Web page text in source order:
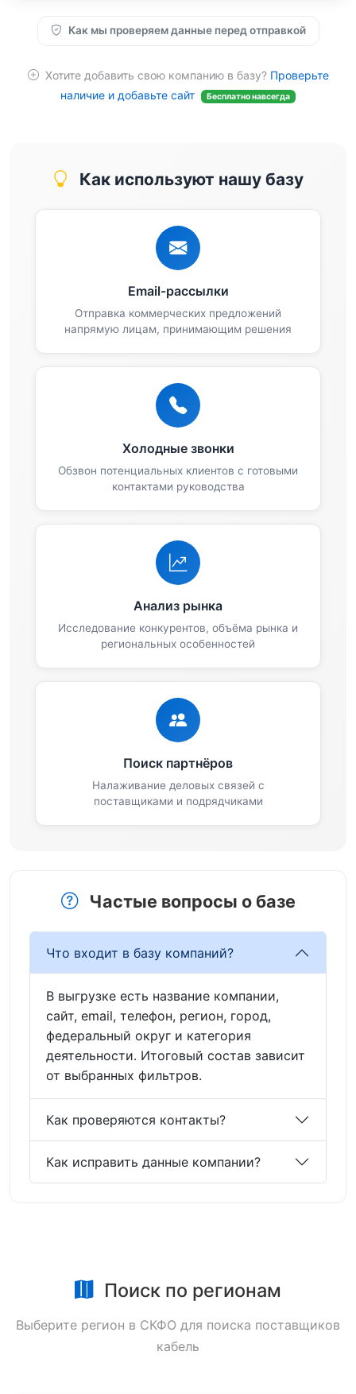
Как мы проверяем данные перед отправкой
Хотите добавить свою компанию в базу? Проверьте
наличие и добавьте сайт
Бесплатно навсегда
Как используют нашу базу
Email-рассылки
Отправка коммерческих предложений
напрямую лицам, принимающим решения
Холодные звонки
Обзвон потенциальных клиентов с готовыми
контактами руководства
Анализ рынка
Исследование конкурентов, объёма рынка и
региональных особенностей
Поиск партнёров
Налаживание деловых связей с
поставщиками и подрядчиками
Частые вопросы о базе
Что входит в базу компаний?
В выгрузке есть название компании,
сайт, email, телефон, регион, город,
федеральный округ и категория
деятельности. Итоговый состав зависит
от выбранных фильтров.
Как проверяются контакты?
Как исправить данные компании?
Поиск по регионам
Выберите регион в СКФО для поиска поставщиков
кабель